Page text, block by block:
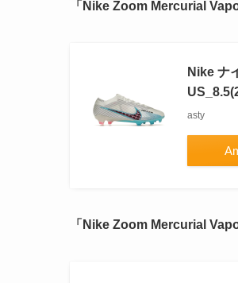
「Nike Zoom Mercurial
Nike ナ
asty
「Nike Zoom Mercurial